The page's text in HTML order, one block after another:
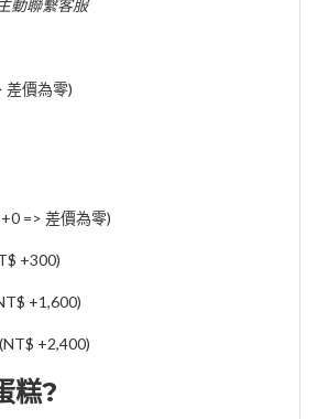
動聯繫客服
差價為零)
=> 差價為零)
+300)
+1,600)
NT$ +2,400)
糕?